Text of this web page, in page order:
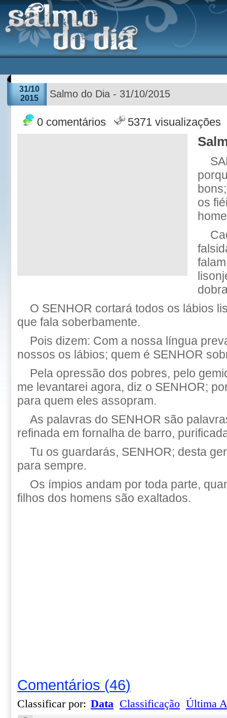
31/10
2015
Salmo do Dia - 31/10/2015
0 comentários 5371 visualizações
os
O SENHOR cortará todos os lábios
que fala soberbamente.
Pois dizem: Com a nossa língua
nossos os lábios; quem é SENHOR
Pela opressão dos pobres, pelo
me levantarei agora, diz o SENHOR;
para quem eles assopram.
As palavras do SENHOR são
refinada em fornalha de barro,
Tu os guardarás, SENHOR; desta
para sempre.
Os ímpios andam por toda parte,
filhos dos homens são exaltados.
Comentários (46)
Classificar por: Data Classificação Última